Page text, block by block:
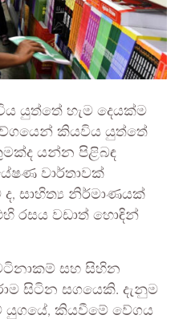
යුත්තේ හැම දෙයක්ම
කියවිය යුත්තේ
යන්න පිළිබඳ
වාර්තාවක්
සාහිත්‍ය නිර්මාණයක්
රසය වඩාත් හොඳින්
සහ සිහින
සිටින සගයෙකි. දැනුම
යුගයේ, කියවීමේ වේගය